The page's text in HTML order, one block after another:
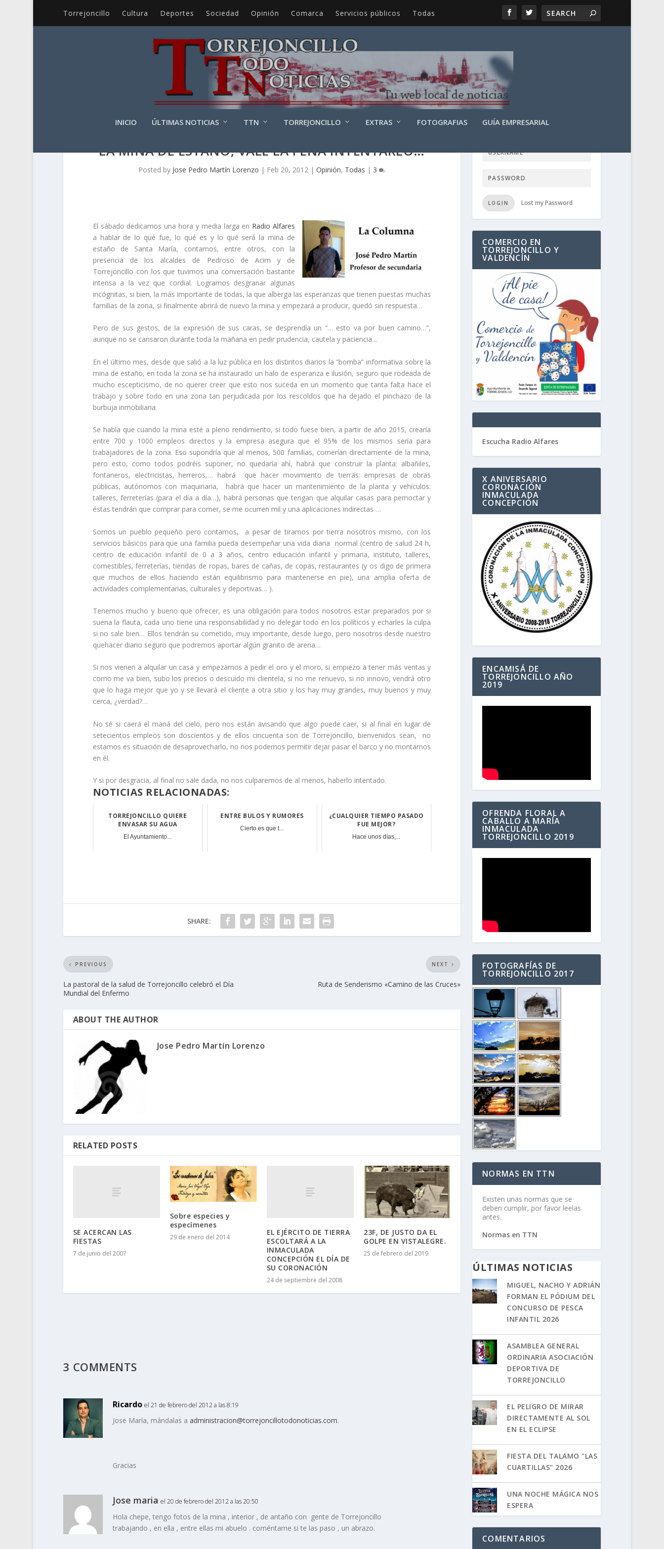
Torrejoncillo Cultura Deportes Sociedad Opinión Comarca Servicios públicos Todas
INICIO ÚLTIMAS NOTICIAS TTN TORREJONCILLO EXTRAS FOTOGRAFIAS GUÍA EMPRESARIAL
LA MINA DE ESTAÑO, VALE LA PENA INTENTARLO…
Posted by Jose Pedro Martín Lorenzo | Feb 20, 2012 |Opinión, Todas | 3
El sábado dedicamos una hora y media larga en Radio Alfares
a hablar de lo qué fue, lo qué es y lo qué será la mina de
estaño de Santa María, contamos, entre otros, con la
presencia de los alcaldes de Pedroso de Acim y de
Torrejoncillo con los que tuvimos una conversación bastante
intensa a la vez que cordial. Logramos desgranar algunas
incógnitas, si bien, la más importante de todas, la que alberga las esperanzas que tienen puestas muchas
familias de la zona, si finalmente abrirá de nuevo la mina y empezará a producir, quedó sin respuesta…
Pero de sus gestos, de la expresión de sus caras, se desprendía un “… esto va por buen camino…”,
aunque no se cansaron durante toda la mañana en pedir prudencia, cautela y paciencia…
En el último mes, desde que salió a la luz pública en los distintos diarios la “bomba” informativa sobre la
mina de estaño, en toda la zona se ha instaurado un halo de esperanza e ilusión, seguro que rodeada de
mucho escepticismo, de no querer creer que esto nos suceda en un momento que tanta falta hace el
trabajo y sobre todo en una zona tan perjudicada por los rescoldos que ha dejado el pinchazo de la
burbuja inmobiliaria.
Se habla que cuando la mina esté a pleno rendimiento, si todo fuese bien, a partir de año 2015, crearía
entre 700 y 1000 empleos directos y la empresa asegura que el 95% de los mismos sería para
trabajadores de la zona. Eso supondría que al menos, 500 familias, comerían directamente de la mina,
pero esto, como todos podréis suponer, no quedaría ahí, habrá que construir la planta: albañiles,
fontaneros, electricistas, herreros,… habrá que hacer movimiento de tierras: empresas de obras
públicas, autónomos con maquinaria, habrá que hacer un mantenimiento de la planta y vehículos:
talleres, ferreterías (para el día a día…), habrá personas que tengan que alquilar casas para pernoctar y
éstas tendrán que comprar para comer, se me ocurren mil y una aplicaciones indirectas …
Somos un pueblo pequeño pero contamos, a pesar de tirarnos por tierra nosotros mismo, con los
servicios básicos para que una familia pueda desempeñar una vida diaria normal (centro de salud 24 h,
centro de educación infantil de 0 a 3 años, centro educación infantil y primaria, instituto, talleres,
comestibles, ferreterías, tiendas de ropas, bares de cañas, de copas, restaurantes (y os digo de primera
que muchos de ellos haciendo están equilibrismo para mantenerse en pie), una amplia oferta de
actividades complementarias, culturales y deportivas… ).
Tenemos mucho y bueno que ofrecer, es una obligación para todos nosotros estar preparados por si
suena la flauta, cada uno tiene una responsabilidad y no delegar todo en los políticos y echarles la culpa
si no sale bien… Ellos tendrán su cometido, muy importante, desde luego, pero nosotros desde nuestro
quehacer diario seguro que podremos aportar algún granito de arena…
Si nos vienen a alquilar un casa y empezamos a pedir el oro y el moro, si empiezo a tener más ventas y
como me va bien, subo los precios o descuido mi clientela, si no me renuevo, si no innovo, vendrá otro
que lo haga mejor que yo y se llevará el cliente a otra sitio y los hay muy grandes, muy buenos y muy
cerca, ¿verdad?…
No sé si caerá el maná del cielo, pero nos están avisando que algo puede caer, si al final en lugar de
setecientos empleos son doscientos y de ellos cincuenta son de Torrejoncillo, bienvenidos sean, no
estamos es situación de desaprovecharlo, no nos podemos permitir dejar pasar el barco y no montarnos
en él.
Y si por desgracia, al final no sale dada, no nos culparemos de al menos, haberlo intentado.
NOTICIAS RELACIONADAS:
TORREJONCILLO QUIERE
ENVASAR SU AGUA
El Ayuntamiento...
ENTRE BULOS Y RUMORES
Cierto es que t...
¿CUALQUIER TIEMPO PASADO
FUE MEJOR?
Hace unos días,...
SHARE:
PREVIOUS
La pastoral de la salud de Torrejoncillo celebró el Día
Mundial del Enfermo
NEXT
Ruta de Senderismo «Camino de las Cruces»
ABOUT THE AUTHOR
Jose Pedro Martín Lorenzo
RELATED POSTS
SE ACERCAN LAS
FIESTAS
7 de junio del 2007
Sobre especies y
especímenes
29 de enero del 2014
EL EJÉRCITO DE TIERRA
ESCOLTARÁ A LA
INMACULADA
CONCEPCIÓN EL DÍA DE
SU CORONACIÓN
24 de septiembre del 2008
23F, DE JUSTO DA EL
GOLPE EN VISTALEGRE.
25 de febrero del 2019
3 COMMENTS
Ricardo el 21 de febrero del 2012 a las 8:19
Jose María, mándalas a administracion@torrejoncillotodonoticias.com.
Gracias
Jose maria el 20 de febrero del 2012 a las 20:50
Hola chepe, tengo fotos de la mina , interior , de antaño con gente de Torrejoncillo
trabajando , en ella , entre ellas mi abuelo . coméntame si te las paso , un abrazo.
LOGIN USER TTN
LOGIN Lost my Password
COMERCIO EN
TORREJONCILLO Y
VALDENCÍN
Escucha Radio Alfares
X ANIVERSARIO
CORONACIÓN
INMACULADA
CONCEPCIÓN
ENCAMISÁ DE
TORREJONCILLO AÑO
2019
OFRENDA FLORAL A
CABALLO A MARÍA
INMACULADA
TORREJONCILLO 2019
FOTOGRAFÍAS DE
TORREJONCILLO 2017
NORMAS EN TTN
Existen unas normas que se
deben cumplir, por favor leelas
antes.
Normas en TTN
ÚLTIMAS NOTICIAS
MIGUEL, NACHO Y ADRIÁN
FORMAN EL PÓDIUM DEL
CONCURSO DE PESCA
INFANTIL 2026
ASAMBLEA GENERAL
ORDINARIA ASOCIACIÓN
DEPORTIVA DE
TORREJONCILLO
EL PELIGRO DE MIRAR
DIRECTAMENTE AL SOL
EN EL ECLIPSE
FIESTA DEL TALAMO "LAS
CUARTILLAS" 2026
UNA NOCHE MÁGICA NOS
ESPERA
COMENTARIOS